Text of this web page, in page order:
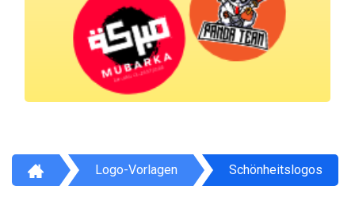
Logo-Vorlagen Schönheitslogos